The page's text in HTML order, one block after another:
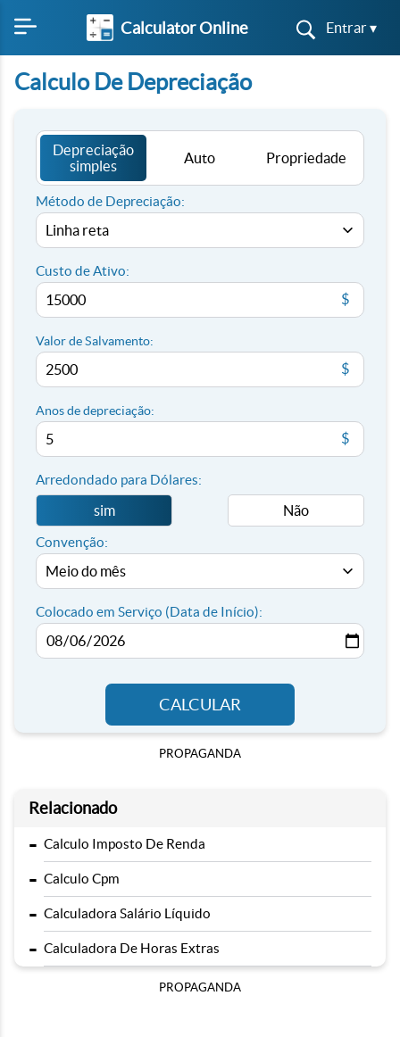
Calculator Online Entrar ▾
Calculo De Depreciação
Depreciação
simples
Auto Propriedade
Método de Depreciação:
Custo de Ativo:
$
Valor de Salvamento:
$
Anos de depreciação:
$
Arredondado para Dólares:
sim Não
Convenção:
Colocado em Serviço (Data de Início):
CALCULAR
PROPAGANDA
Relacionado
- Calculo Imposto De Renda
- Calculo Cpm
- Calculadora Salário Líquido
- Calculadora De Horas Extras
PROPAGANDA